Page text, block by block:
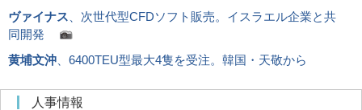
ヴァイナス 、次世代型CFDソフト販売。イスラエル企業と共
同開発
黄埔文沖 、6400TEU型最大4隻を受注。韓国・天敬から
人事情報